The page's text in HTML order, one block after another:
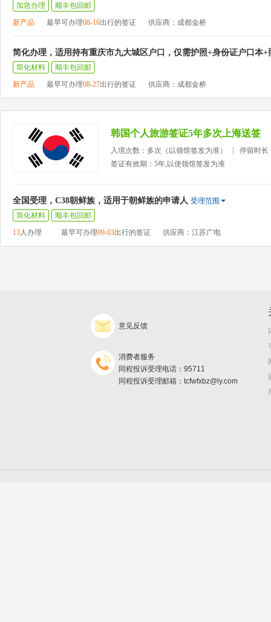
加急办理
顺丰包回邮
新产品
最早可办理08-16出行的签证 供应商：成都金桥
简化办理，适用持有重庆市九大城区户口，仅需护照+身份证户口本+
简化材料
顺丰包回邮
新产品
最早可办理08-27出行的签证 供应商：成都金桥
韩国个人旅游签证5年多次上海送签
入境次数：多次（以领馆签发为准）
停留时长
签证有效期：5年,以使领馆签发为准
全国受理，C38朝鲜族，适用于朝鲜族的申请人 受理范围
简化材料
顺丰包回邮
13人办理 最早可办理09-03出行的签证 供应商：江苏广电
意见反馈
消费者服务
同程投诉受理电话：95711
同程投诉受理邮箱：tcfwfxbz@ly.com